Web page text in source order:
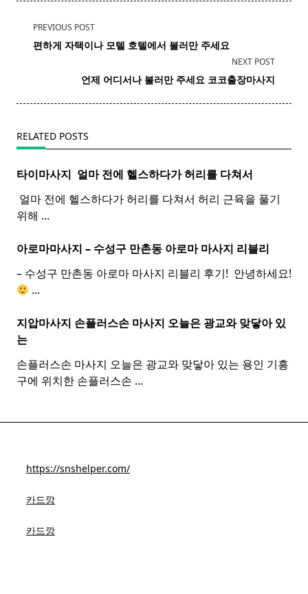
<span
class="nav-
text">Page</span>
PREVIOUS POST
편하게 자택이나 모텔 호텔에서 불러만 주세요
NEXT POST
언제 어디서나 불러만 주세요 코코출장마사지
RELATED POSTS
타이마사지 ​ 얼마 전에 헬스하다가 허리를 다쳐서
​ 얼마 전에 헬스하다가 허리를 다쳐서 허리 근육을 풀기
위해 ...
아로마마사지 – 수성구 만촌동 아로마 마사지 리블리
– 수성구 만촌동 아로마 마사지 리블리 후기! ​ 안녕하세요!
...
지압마사지 손플러스손 마사지 오늘은 광교와 맞닿아 있
는
손플러스손 마사지 오늘은 광교와 맞닿아 있는 용인 기흥
구에 위치한 손플러스손 ...
https://snshelper.com/
카드깡
카드깡